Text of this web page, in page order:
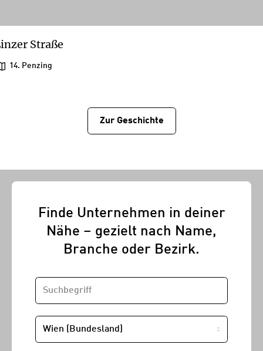
Straße
14. Penzing
Zur Geschichtе
Finde Unternehmen in deiner
Nähe – gezielt nach Name,
Branche oder Bezirk.
SUCHBEGRIFF
STANDORT